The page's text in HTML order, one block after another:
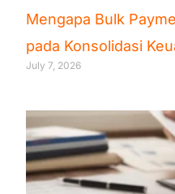
Mengapa Bulk
pada Konsolidasi
July 7, 2026